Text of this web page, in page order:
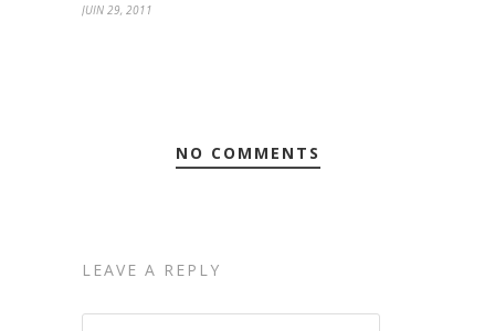
JUIN 29, 2011
NO COMMENTS
LEAVE A REPLY